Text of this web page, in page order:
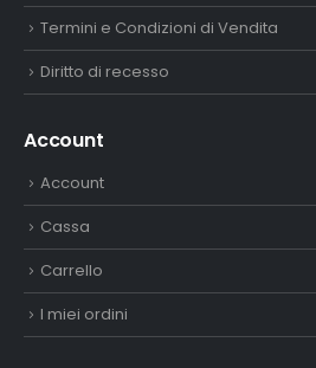
Termini e Condizioni di Vendita
Diritto di recesso
Account
Account
Cassa
Carrello
I miei ordini